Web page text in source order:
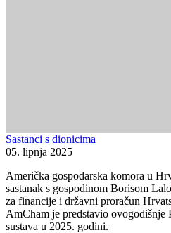
Sastanci s dionicima
05. lipnja 2025
Američka gospodarska komora u
sastanak s gospodinom Borisom
za financije i državni proračun
AmCham je predstavio ovogodišnje
sustava u 2025. godini.